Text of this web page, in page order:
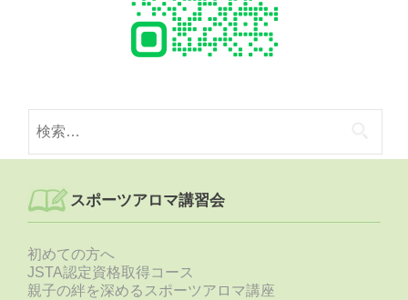
索:
スポーツアロマ講習会
初めての方へ
JSTA認定資格取得コース
親子の絆を深めるスポーツアロマ講座